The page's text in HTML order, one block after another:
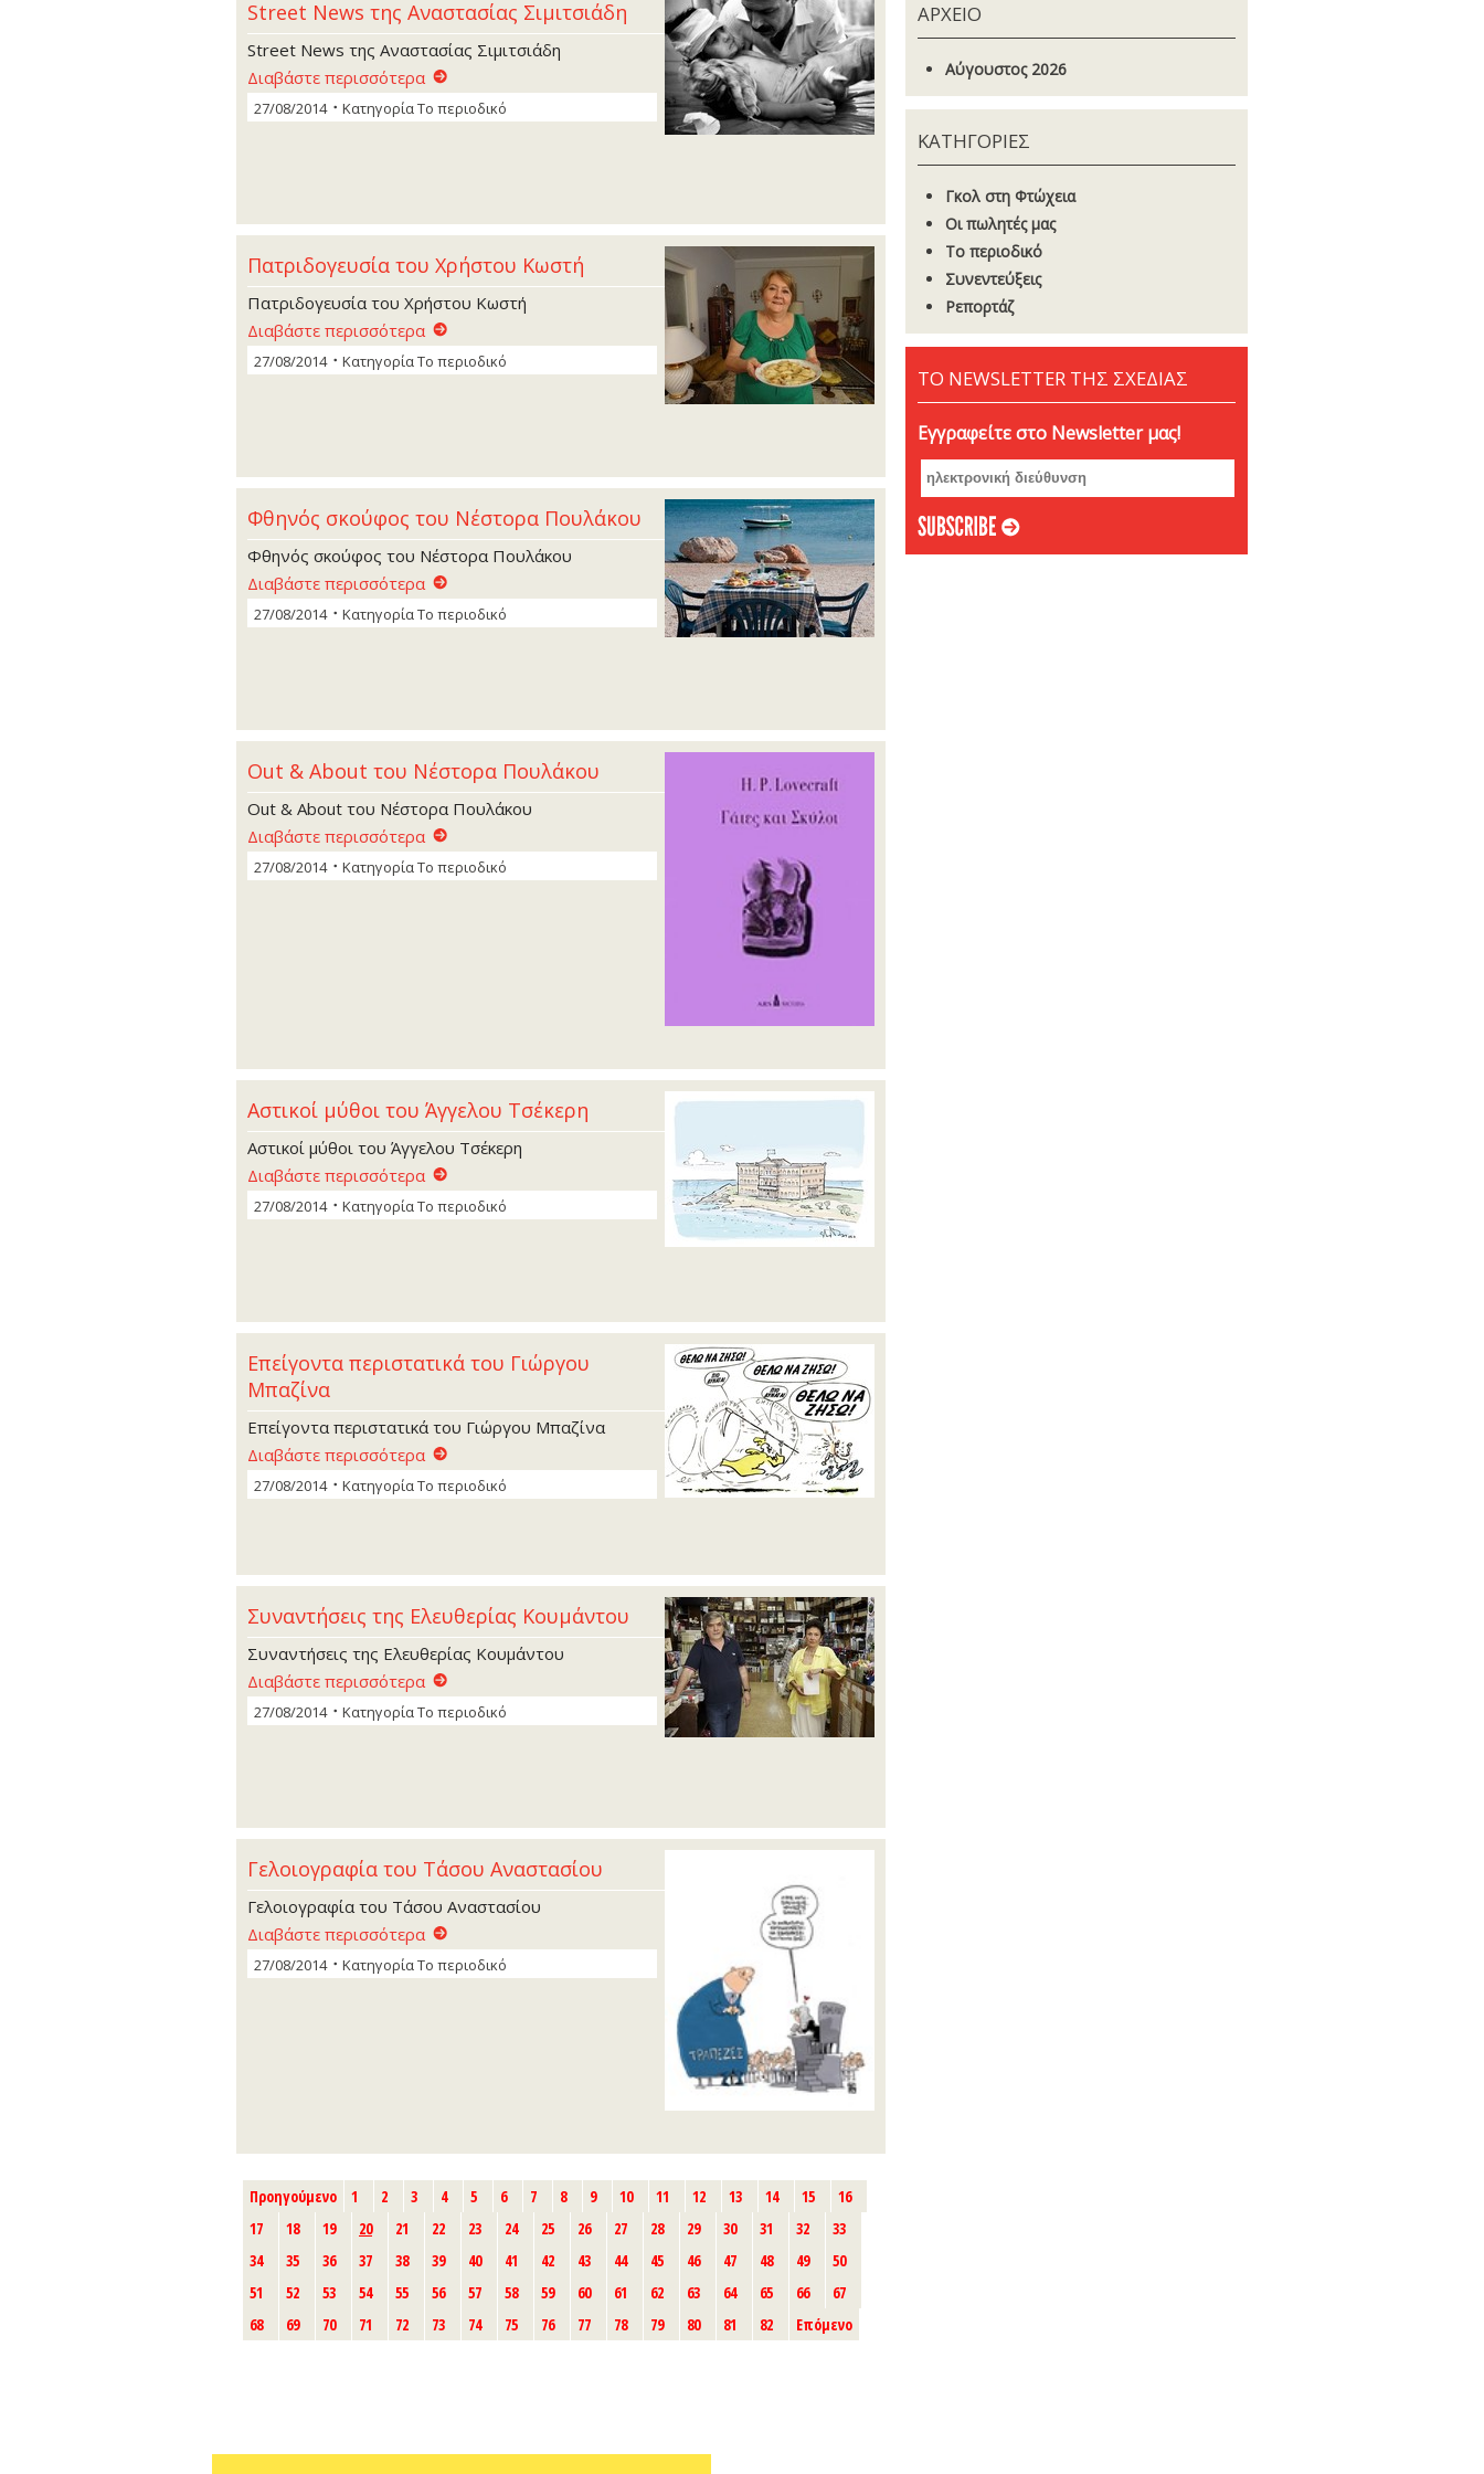
Street News της Αναστασίας Σιµιτσιάδη
Street News της Αναστασίας Σιµιτσιάδη
Διαβάστε περισσότερα
27/08/2014 ΚατηγορίαΤο περιοδικό
Πατριδογευσία του Χρήστου Κωστή
Πατριδογευσία του Χρήστου Κωστή
Διαβάστε περισσότερα
27/08/2014 ΚατηγορίαΤο περιοδικό
Φθηνός σκούφος του Nέστορα Πουλάκου
Φθηνός σκούφος του Nέστορα Πουλάκου
Διαβάστε περισσότερα
27/08/2014 ΚατηγορίαΤο περιοδικό
Out & About του Νέστορα Πουλάκου
Out & About του Νέστορα Πουλάκου
Διαβάστε περισσότερα
27/08/2014 ΚατηγορίαΤο περιοδικό
Αστικοί µύθοι του Άγγελου Τσέκερη
Αστικοί µύθοι του Άγγελου Τσέκερη
Διαβάστε περισσότερα
27/08/2014 ΚατηγορίαΤο περιοδικό
Επείγοντα περιστατικά του Γιώργου
Μπαζίνα
Επείγοντα περιστατικά του Γιώργου Μπαζίνα
Διαβάστε περισσότερα
27/08/2014 ΚατηγορίαΤο περιοδικό
Συναντήσεις της Ελευθερίας Κουµάντου
Συναντήσεις της Ελευθερίας Κουµάντου
Διαβάστε περισσότερα
27/08/2014 ΚατηγορίαΤο περιοδικό
Γελοιογραφία του Τάσου Αναστασίου
Γελοιογραφία του Τάσου Αναστασίου
Διαβάστε περισσότερα
27/08/2014 ΚατηγορίαΤο περιοδικό
Προηγούμενο 1 2 3 4 5 6 7 8 9 10 11 12 13 14 15
16
17
18 19 20 21 22 23 24 25 26 27 28 29 30 31 32
33
34
35 36 37 38 39 40 41 42 43 44 45 46 47 48 49
50
51
52 53 54 55 56 57 58 59 60 61 62 63 64 65 66
67
68
69 70 71 72 73 74 75 76 77 78 79 80 81 82 Επόμενο
ΑΡΧΕΙΟ
Αύγουστος 2026
ΚΑΤΗΓΟΡΙΕΣ
Γκoλ στη Φτώχεια
Οι πωλητές μας
Το περιοδικό
Συνεντεύξεις
Ρεπορτάζ
ΤΟ NEWSLETTER ΤΗΣ ΣΧΕΔΙΑΣ
Εγγραφείτε στο Newsletter μας!